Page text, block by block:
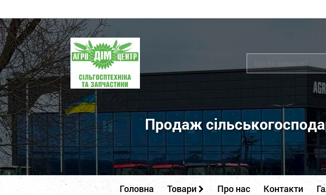
ПП
"Агродім-
центр"
-
продаж
сільськогосподарської
техніки
та
запчастин
Продаж
Головна Товари Про нас Контакти